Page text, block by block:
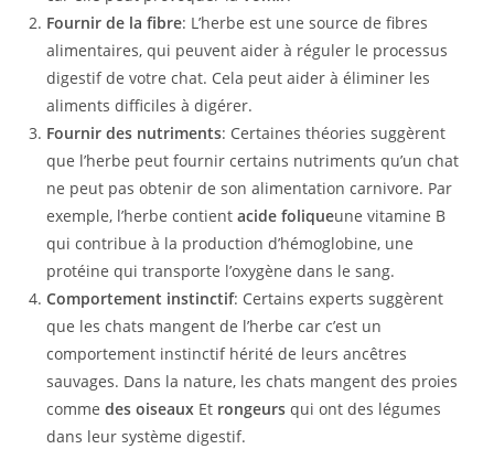
Fournir de la fibre: L’herbe est une source de fibres
alimentaires, qui peuvent aider à réguler le processus
digestif de votre chat. Cela peut aider à éliminer les
aliments difficiles à digérer.
Fournir des nutriments: Certaines théories suggèrent
que l’herbe peut fournir certains nutriments qu’un chat
ne peut pas obtenir de son alimentation carnivore. Par
exemple, l’herbe contientacide foliqueune vitamine B
qui contribue à la production d’hémoglobine, une
protéine qui transporte l’oxygène dans le sang.
Comportement instinctif: Certains experts suggèrent
que les chats mangent de l’herbe car c’est un
comportement instinctif hérité de leurs ancêtres
sauvages. Dans la nature, les chats mangent des proies
commedes oiseaux Et rongeurs qui ont des légumes
dans leur système digestif.